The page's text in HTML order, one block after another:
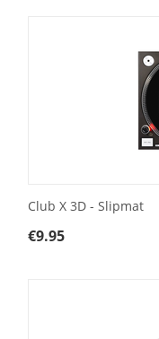
Club X 3D - Slipmat
€9.95